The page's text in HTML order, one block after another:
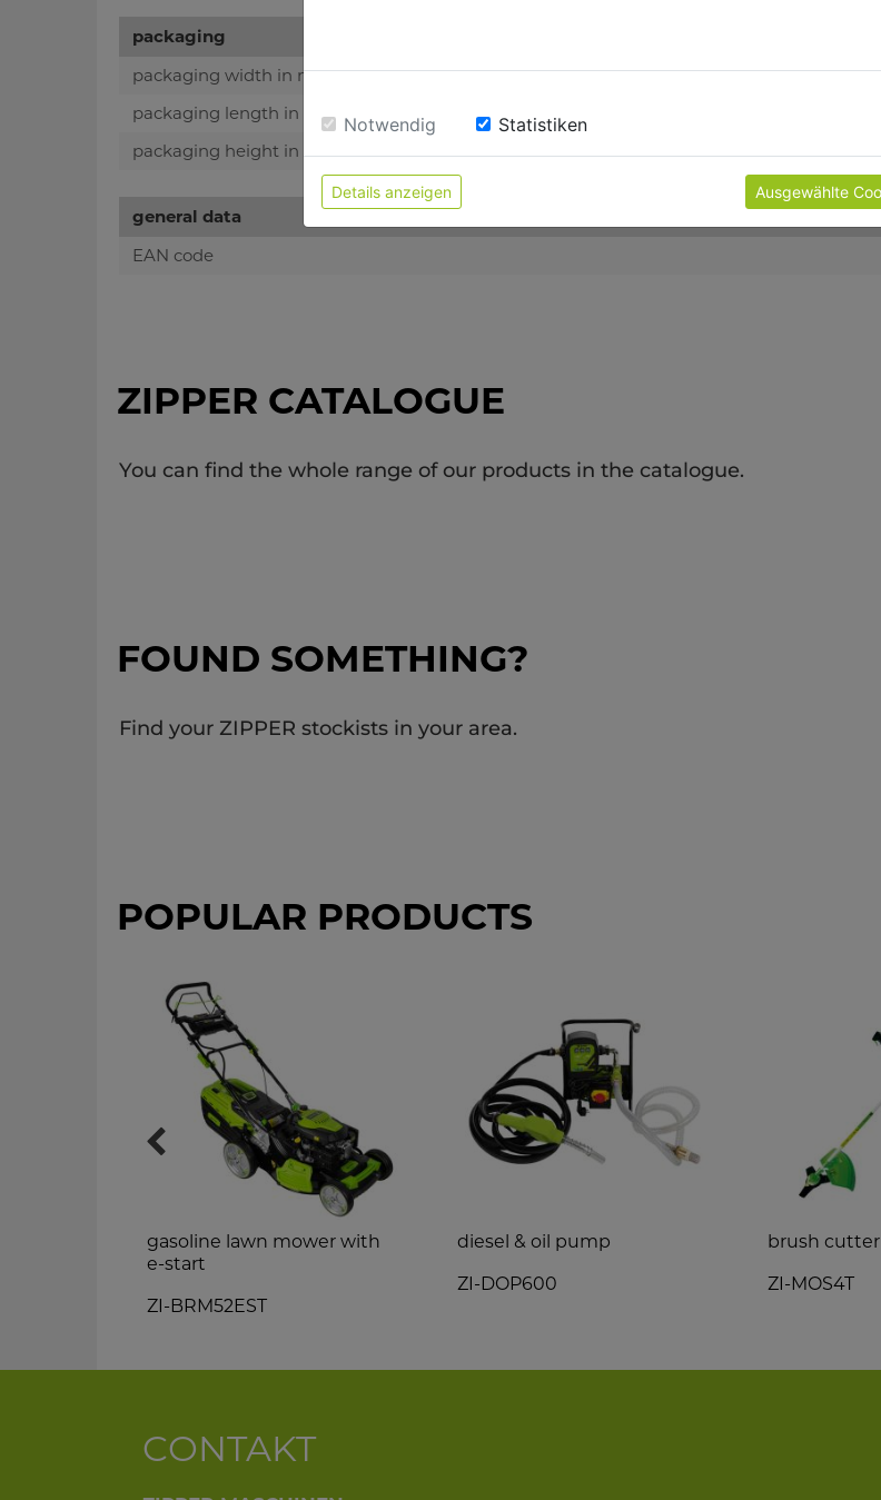
packaging
packaging width in mm
packaging length in mm
packaging height in mm
general data
EAN code
ZIPPER CATALOGUE
You can find the whole range of our products in the catalogue.
FOUND SOMETHING?
Find your ZIPPER stockists in your area.
POPULAR PRODUCTS
gasoline lawn mower with
e-start
ZI-BRM52EST
diesel & oil pump
ZI-DOP600
brush cutter
ZI-MOS4T
CONTAKT
Notwendig Statistiken
Details anzeigen Ausgewählte